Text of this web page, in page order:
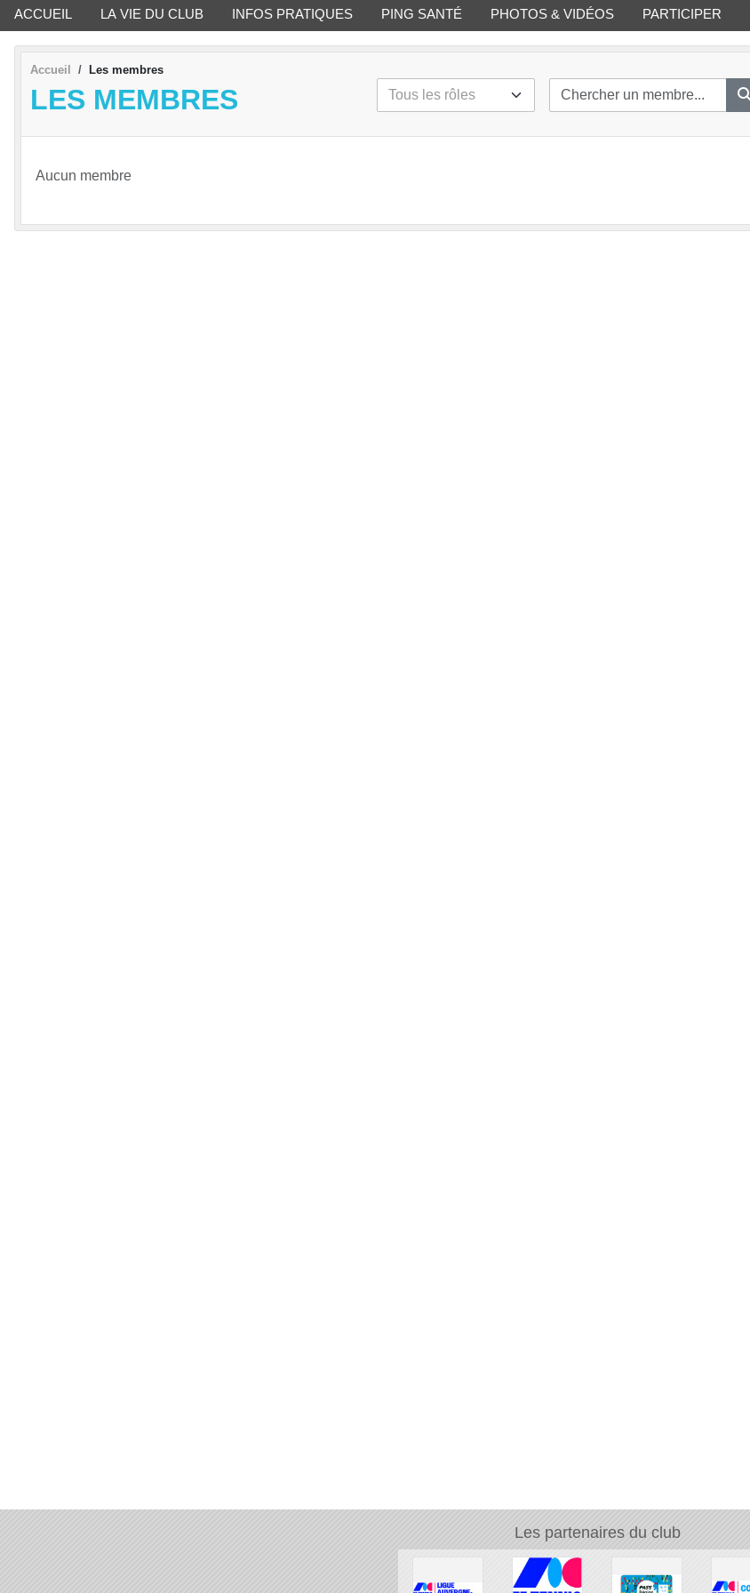
ACCUEIL LA VIE DU CLUB INFOS PRATIQUES PING SANTÉ PHOTOS & VIDÉOS PARTICIPER
Accueil Les membres
LES MEMBRES
Aucun membre
Les partenaires du club